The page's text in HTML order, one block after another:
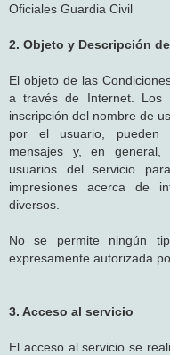
Oficiales Guardia Civil
2. Objeto y Descripción
El objeto de las
a través de Internet. Los
inscripción del nombre de
por el usuario, pueden
mensajes y, en general,
usuarios del servicio
impresiones acerca de
diversos.
No se permite ningún
expresamente autorizada
3. Acceso al servicio
El acceso al servicio se